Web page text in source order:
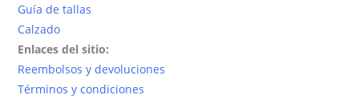
Guía de tallas
Calzado
Enlaces del sitio:
Reembolsos y devoluciones
Términos y condiciones